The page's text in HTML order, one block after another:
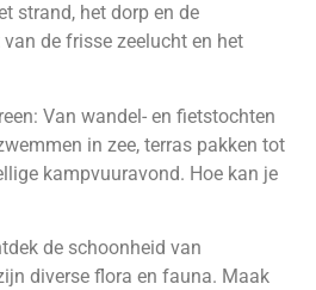
strand, het dorp en de
de frisse zeelucht en het
Van wandel- en fietstochten
in zee, terras pakken tot
kampvuuravond. Hoe kan je
de schoonheid van
diverse flora en fauna. Maak